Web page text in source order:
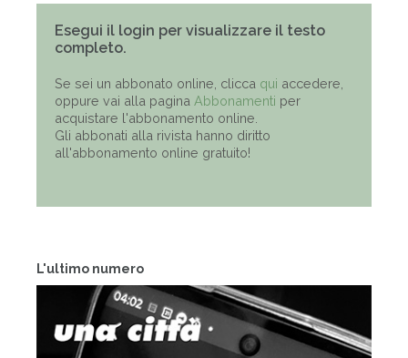
L'ultimo numero
Esegui il login per visualizzare il testo
completo.
Se sei un abbonato online, clicca qui accedere,
oppure vai alla pagina Abbonamenti per
acquistare l'abbonamento online.
Gli abbonati alla rivista hanno diritto
all'abbonamento online gratuito!